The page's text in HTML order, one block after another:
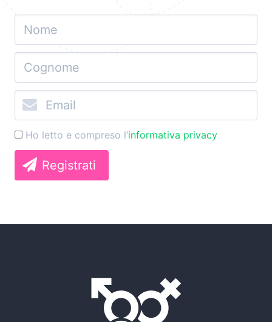
Ho letto e compreso l’informativa privacy
Registrati